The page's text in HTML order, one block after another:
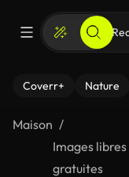
Coverr+ Nature
Maison
Images
gratuites